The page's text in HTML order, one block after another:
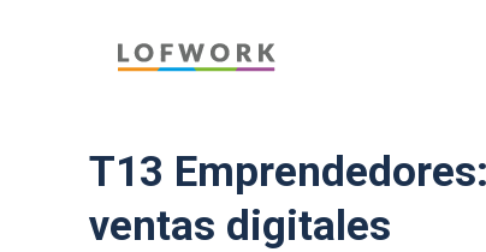
T13
ventas digitales